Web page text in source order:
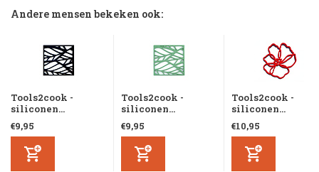
Andere mensen bekeken ook:
Tools2cook -
siliconen...
€9,95
Tools2cook -
siliconen...
€9,95
Tools2cook -
siliconen...
€10,95